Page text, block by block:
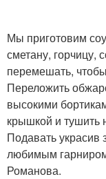
Мы приготовим
сметану, горчицу,
перемешать,
Переложить
высокими
крышкой и тушить
Подавать украсив
любимым
Романова.